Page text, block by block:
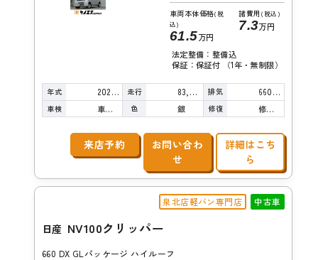
車両本体価格(税
込)
61.5万円
諸費用 (税込)
7.3万円
法定整備：整備込
保証：保証付 （1年・無制限）
年式 2021年 走行 83,000km 排気 660cc
車検 車検整備付 色 銀 修復 修復歴無し
来店予約
お問い合わ
せ
詳細はこち
ら
泉北店軽バン専門店 中古車
日産 NV100クリッパー
660 DX GLパッケージ ハイルーフ